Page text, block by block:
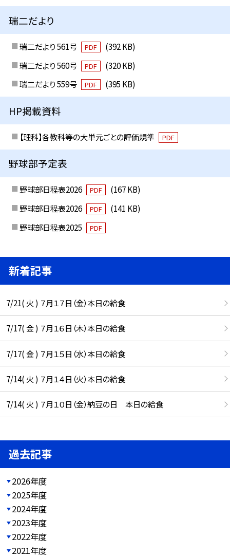
瑞二だより
瑞二だより 561号 PDF
(392 KB)
瑞二だより 560号
PDF
(320 KB)
瑞二だより 559号
PDF (395 KB)
HP掲載資料
【理科】各教科等の大単元ごとの評価規準 PDF
野球部予定表
野球部日程表2026 PDF
(167 KB)
野球部日程表2026
PDF
(141 KB)
野球部日程表2025
PDF
新着記事
7/21( 火 ) ７月１７日（金）本日の給食
7/17( 金 ) ７月１６日（木）本日の給食
7/17( 金 ) ７月１５日（水）本日の給食
7/14( 火 ) ７月１４日（火）本日の給食
7/14( 火 ) ７月１０日（金）納豆の日 本日の給食
過去記事
2026年度
2025年度
2024年度
2023年度
2022年度
2021年度